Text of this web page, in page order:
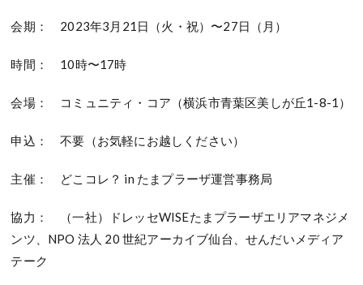
会期： 2023年3月21日（火・祝）〜27日（月）
時間： 10時〜17時
会場： コミュニティ・コア（横浜市青葉区美しが丘1-8-1）
申込： 不要（お気軽にお越しください）
主催： どこコレ？ in たまプラーザ運営事務局
協力： （一社）ドレッセWISEたまプラーザエリアマネジメ
ンツ、NPO 法人 20 世紀アーカイブ仙台、せんだいメディア
テーク